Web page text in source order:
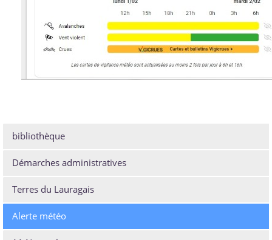
bibliothèque
Démarches administratives
Terres du Lauragais
Alerte météo